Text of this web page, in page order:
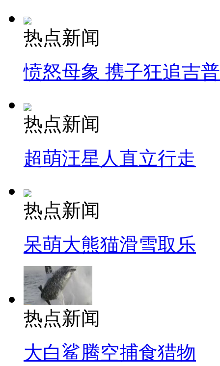
热点新闻
愤怒母象 携子狂追吉
热点新闻
超萌汪星人直立行走
热点新闻
呆萌大熊猫滑雪取乐
热点新闻
大白鲨腾空捕食猎物